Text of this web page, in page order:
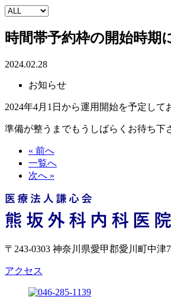
時間帯予約枠の開始時期
2024.02.28
お知らせ
2024年4月1日から運用開始を予定して
準備が整うまでもうしばらくお待ち下
« 前へ
一覧へ
次へ »
〒243-0303 神奈川県愛甲郡愛川町中津
アクセス